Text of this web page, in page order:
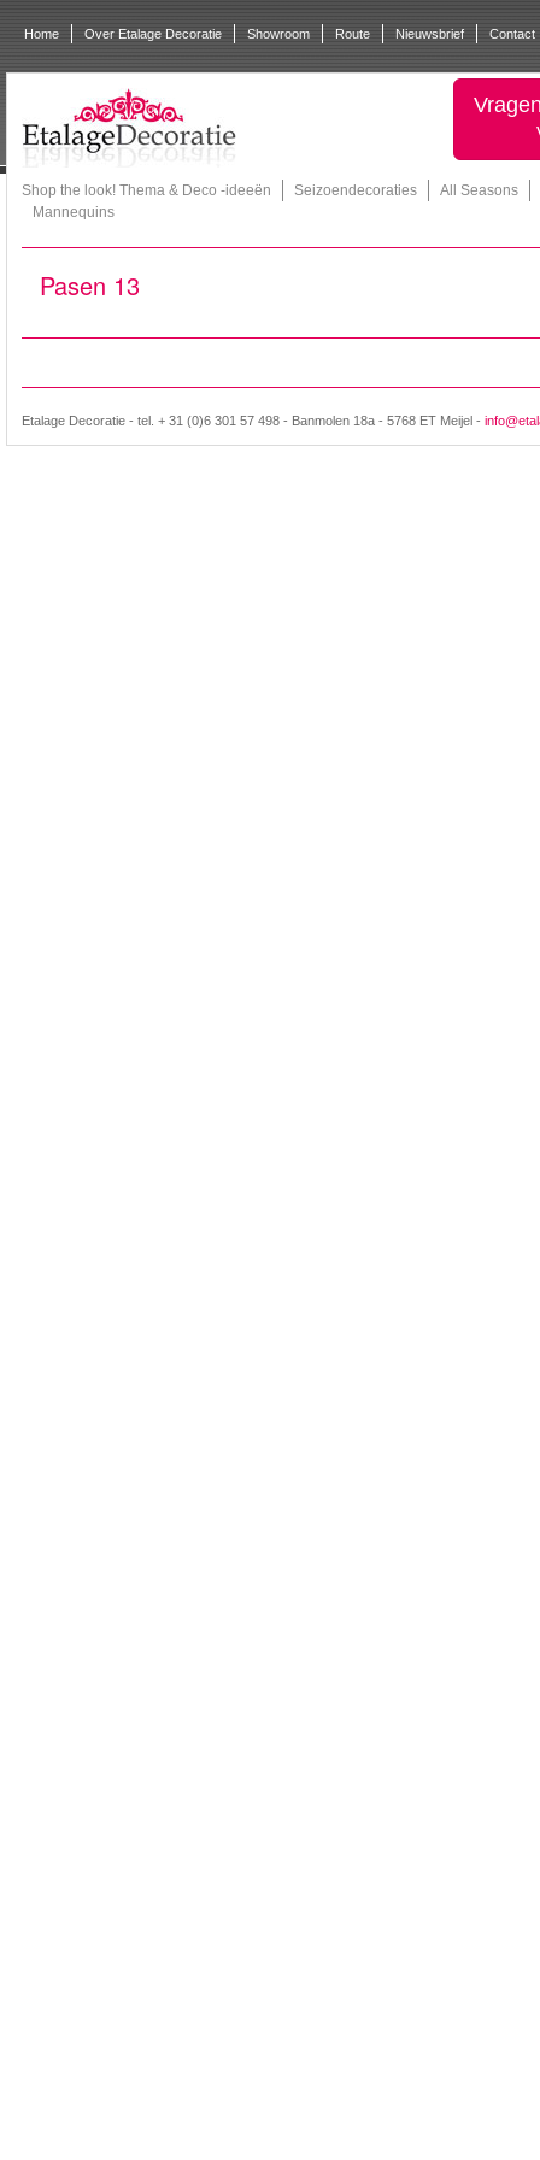
Home Over Etalage Decoratie Showroom Route Nieuwsbrief Contact
Shop the look! Thema & Deco -ideeën Seizoendecoraties
All Seasons
Mannequins
Pasen 13
Etalage Decoratie - tel. + 31 (0)6 301 57 498 - Banmolen 18a - 5768 ET Meijel -